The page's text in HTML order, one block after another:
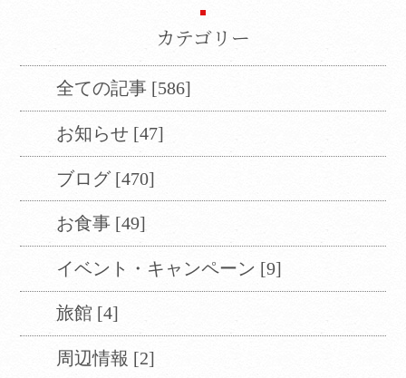
カテゴリー
全ての記事 [586]
お知らせ [47]
ブログ [470]
お食事 [49]
イベント・キャンペーン [9]
旅館 [4]
周辺情報 [2]